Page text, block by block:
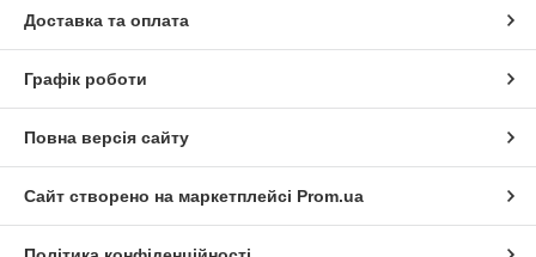
Доставка та оплата
Графік роботи
Повна версія сайту
Сайт створено на маркетплейсі Prom.ua